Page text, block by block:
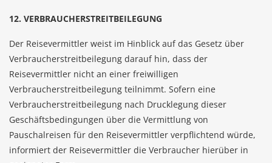
12. VERBRAUCHERSTREITBEILEGUNG
Der Reisevermittler weist im Hinblick auf das Gesetz über
Verbraucherstreitbeilegung darauf hin, dass der
Reisevermittler nicht an einer freiwilligen
Verbraucherstreitbeilegung teilnimmt. Sofern eine
Verbraucherstreitbeilegung nach Drucklegung dieser
Geschäftsbedingungen über die Vermittlung von
Pauschalreisen für den Reisevermittler verpflichtend würde,
informiert der Reisevermittler die Verbraucher hierüber in